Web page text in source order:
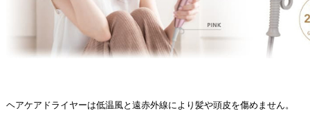
ヘアケアドライヤーは低温風と遠赤外線により髪や頭皮を傷めません。